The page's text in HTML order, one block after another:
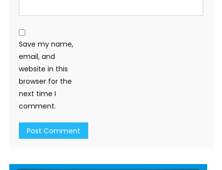
Save my name,
email, and
website in this
browser for the
next time I
comment.